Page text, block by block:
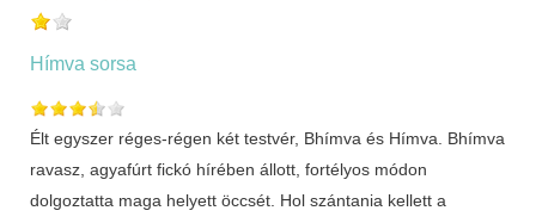
Hímva sorsa
Élt egyszer réges-régen két testvér, Bhímva és Hímva. Bhímva
ravasz, agyafúrt fickó hírében állott, fortélyos módon
dolgoztatta maga helyett öccsét. Hol szántania kellett a